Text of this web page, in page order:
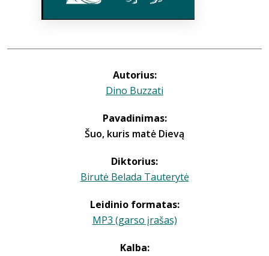
Autorius:
Dino Buzzati
Pavadinimas:
Šuo, kuris matė Dievą
Diktorius:
Birutė Belada Tauterytė
Leidinio formatas:
MP3 (garso įrašas)
Kalba: